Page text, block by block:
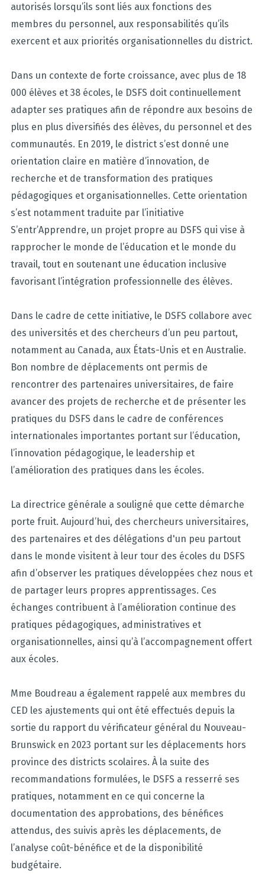
autorisés lorsqu’ils sont liés aux fonctions des
membres du personnel, aux responsabilités qu’ils
exercent et aux priorités organisationnelles du district.
Dans un contexte de forte croissance, avec plus de 18
000 élèves et 38 écoles, le DSFS doit continuellement
adapter ses pratiques afin de répondre aux besoins de
plus en plus diversifiés des élèves, du personnel et des
communautés. En 2019, le district s’est donné une
orientation claire en matière d’innovation, de
recherche et de transformation des pratiques
pédagogiques et organisationnelles. Cette orientation
s’est notamment traduite par l’initiative
S’entr’Apprendre, un projet propre au DSFS qui vise à
rapprocher le monde de l’éducation et le monde du
travail, tout en soutenant une éducation inclusive
favorisant l’intégration professionnelle des élèves.
Dans le cadre de cette initiative, le DSFS collabore avec
des universités et des chercheurs d’un peu partout,
notamment au Canada, aux États-Unis et en Australie.
Bon nombre de déplacements ont permis de
rencontrer des partenaires universitaires, de faire
avancer des projets de recherche et de présenter les
pratiques du DSFS dans le cadre de conférences
internationales importantes portant sur l’éducation,
l’innovation pédagogique, le leadership et
l’amélioration des pratiques dans les écoles.
La directrice générale a souligné que cette démarche
porte fruit. Aujourd’hui, des chercheurs universitaires,
des partenaires et des délégations d'un peu partout
dans le monde visitent à leur tour des écoles du DSFS
afin d’observer les pratiques développées chez nous et
de partager leurs propres apprentissages. Ces
échanges contribuent à l’amélioration continue des
pratiques pédagogiques, administratives et
organisationnelles, ainsi qu’à l’accompagnement offert
aux écoles.
Mme Boudreau a également rappelé aux membres du
CED les ajustements qui ont été effectués depuis la
sortie du rapport du vérificateur général du Nouveau-
Brunswick en 2023 portant sur les déplacements hors
province des districts scolaires. À la suite des
recommandations formulées, le DSFS a resserré ses
pratiques, notamment en ce qui concerne la
documentation des approbations, des bénéfices
attendus, des suivis après les déplacements, de
l’analyse coût-bénéfice et de la disponibilité
budgétaire.